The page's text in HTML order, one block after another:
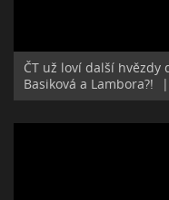
ČT už loví další hvězdy
Basiková a Lambora?!
|